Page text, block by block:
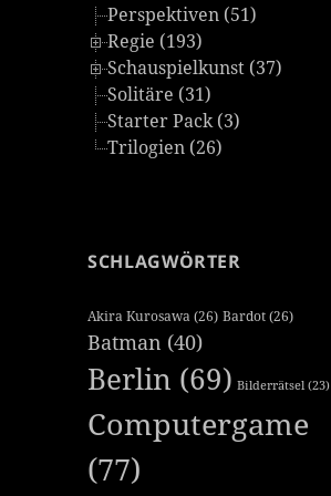
Perspektiven (51)
Regie (193)
Schauspielkunst (37)
Solitäre (31)
Starter Pack (3)
Trilogien (26)
SCHLAGWÖRTER
Akira Kurosawa (26) Bardot(26)
Batman (40)
Berlin (69) Bilderrätsel (23)
Computergame
(77)